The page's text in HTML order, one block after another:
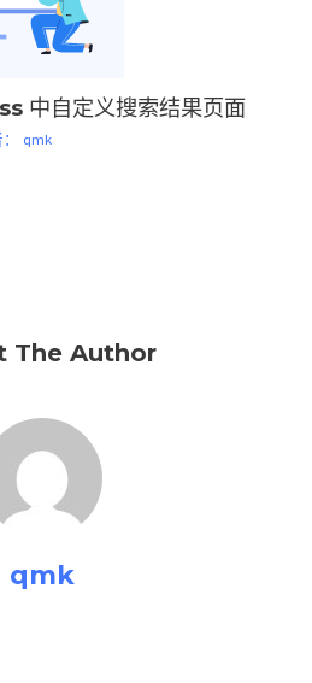
中自定义搜索结果页面
qmk
The Author
qmk